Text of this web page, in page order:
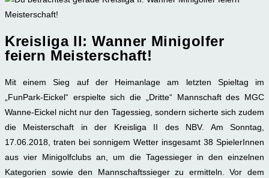
Kreisliga II: Wanner Minigolfer
feiern Meisterschaft!
Mit einem Sieg auf der Heimanlage am letzten Spieltag im
„FunPark-Eickel“ erspielte sich die „Dritte“ Mannschaft des MGC
Wanne-Eickel nicht nur den Tagessieg, sondern sicherte sich zudem
die Meisterschaft in der Kreisliga II des NBV. Am Sonntag,
17.06.2018, traten bei sonnigem Wetter insgesamt 38 SpielerInnen
aus vier Minigolfclubs an, um die Tagessieger in den einzelnen
Kategorien sowie den Mannschaftssieger zu ermitteln. Vor dem